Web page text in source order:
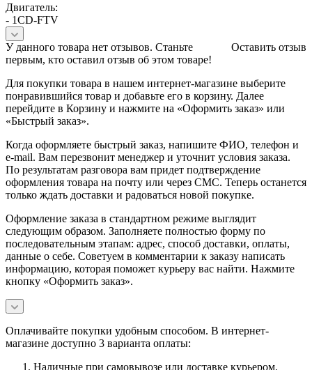
Двигатель:
- 1CD-FTV
Оставить отзыв
У данного товара нет отзывов. Станьте
первым, кто оставил отзыв об этом товаре!
Для покупки товара в нашем интернет-магазине выберите
понравившийся товар и добавьте его в корзину. Далее
перейдите в Корзину и нажмите на «Оформить заказ» или
«Быстрый заказ».
Когда оформляете быстрый заказ, напишите ФИО, телефон и
e-mail. Вам перезвонит менеджер и уточнит условия заказа.
По результатам разговора вам придет подтверждение
оформления товара на почту или через СМС. Теперь останется
только ждать доставки и радоваться новой покупке.
Оформление заказа в стандартном режиме выглядит
следующим образом. Заполняете полностью форму по
последовательным этапам: адрес, способ доставки, оплаты,
данные о себе. Советуем в комментарии к заказу написать
информацию, которая поможет курьеру вас найти. Нажмите
кнопку «Оформить заказ».
Оплачивайте покупки удобным способом. В интернет-
магазине доступно 3 варианта оплаты:
Наличные при самовывозе или доставке курьером.